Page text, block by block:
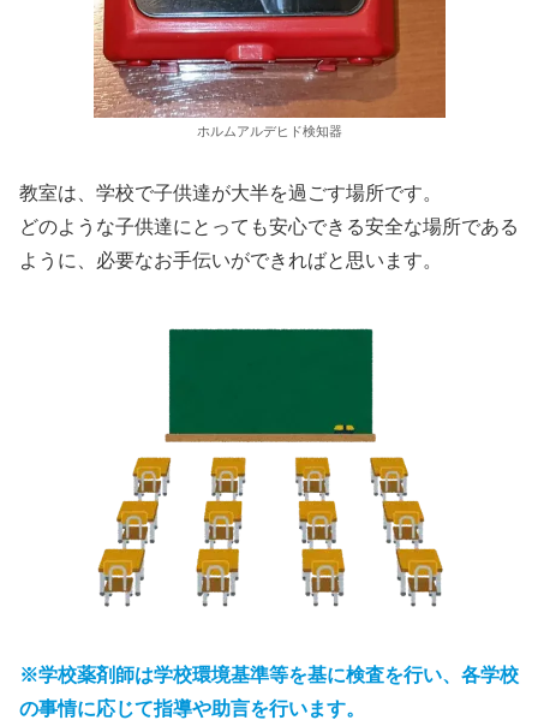
ホルムアルデヒド検知器
教室は、学校で子供達が大半を過ごす場所です。
どのような子供達にとっても安心できる安全な場所である
ように、必要なお手伝いができればと思います。
※学校薬剤師は学校環境基準等を基に検査を行い、各学校
の事情に応じて指導や助言を行います。